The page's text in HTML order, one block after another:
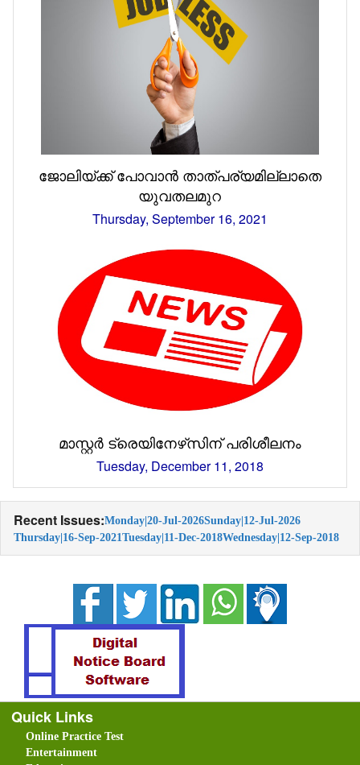
ജോലിയ്ക്ക് പോവാൻ താത്പര്യമില്ലാതെ
യുവതലമുറ
Thursday, September 16, 2021
മാസ്റ്റര്‍ ട്രെയിനേഴ്‌സിന് പരിശീലനം
Tuesday, December 11, 2018
Recent Issues:Monday|20-Jul-2026Sunday|12-Jul-2026
Thursday|16-Sep-2021Tuesday|11-Dec-2018Wednesday|12-Sep-2018
Quick Links
Online Practice Test
Entertainment